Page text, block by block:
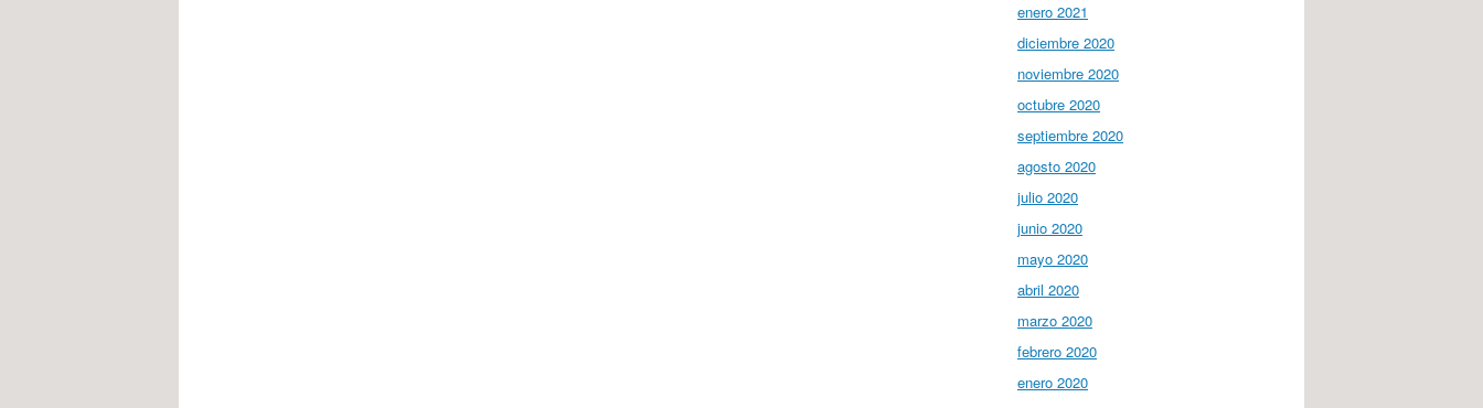
enero 2021
diciembre 2020
noviembre 2020
octubre 2020
septiembre 2020
agosto 2020
julio 2020
junio 2020
mayo 2020
abril 2020
marzo 2020
febrero 2020
enero 2020